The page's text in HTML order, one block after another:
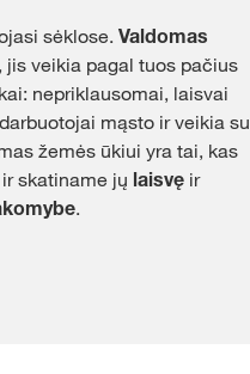
sėklose. Valdomas
, jis veikia pagal tuos pačius
nepriklausomai, laisvai
mąsto ir veikia su
žemės ūkiui yra tai, kas
skatiname jų laisvę ir
.